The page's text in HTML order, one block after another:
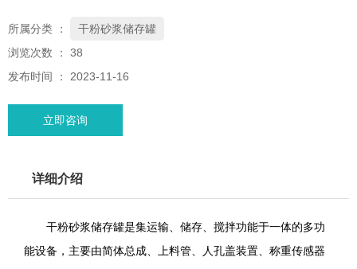
所属分类 ：
干粉砂浆储存罐
浏览次数 ： 38
发布时间 ： 2023-11-16
立即咨询
详细介绍
干粉砂浆储存罐是集运输、储存、搅拌功能于一体的多功
能设备，主要由简体总成、上料管、人孔盖装置、称重传感器